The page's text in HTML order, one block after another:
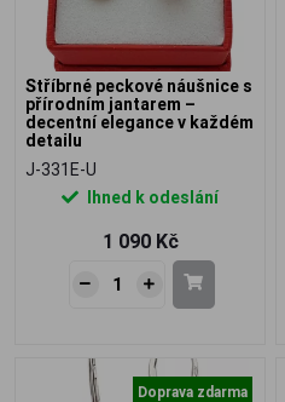
Stříbrné peckové náušnice s
přírodním jantarem –
decentní elegance v každém
detailu
J-331E-U
Ihned k odeslání
1 090 Kč
Doprava zdarma